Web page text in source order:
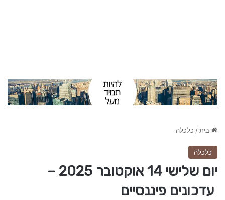
בית/ כלכלה
כלכלה
יום שלישי 14 אוקטובר 2025 –
עדכונים פיננסיים